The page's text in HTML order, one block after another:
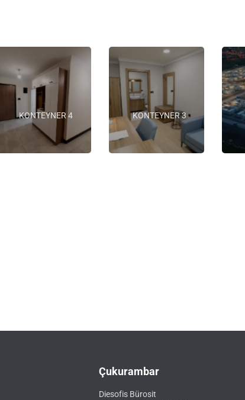
KONTEYNER 4 KONTEYNER 3
Çukurambar
Diesofis Bürosit